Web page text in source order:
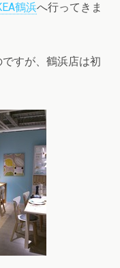
鶴浜へ行ってきま
すが、鶴浜店は初